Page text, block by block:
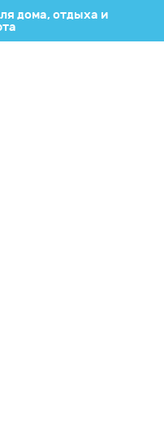
дома, отдыха и